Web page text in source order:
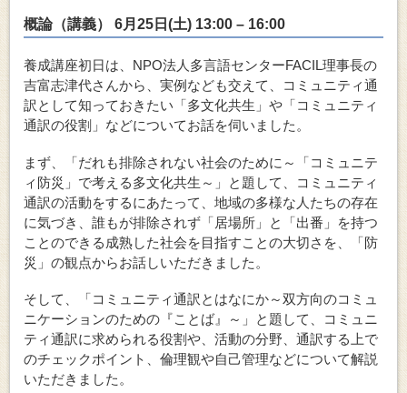
概論（講義） 6月25日(土) 13:00 – 16:00
養成講座初日は、NPO法人多言語センターFACIL理事長の
吉富志津代さんから、実例なども交えて、コミュニティ通
訳として知っておきたい「多文化共生」や「コミュニティ
通訳の役割」などについてお話を伺いました。
まず、「だれも排除されない社会のために～「コミュニテ
ィ防災」で考える多文化共生～」と題して、コミュニティ
通訳の活動をするにあたって、地域の多様な人たちの存在
に気づき、誰もが排除されず「居場所」と「出番」を持つ
ことのできる成熟した社会を目指すことの大切さを、「防
災」の観点からお話しいただきました。
そして、「コミュニティ通訳とはなにか～双方向のコミュ
ニケーションのための『ことば』～」と題して、コミュニ
ティ通訳に求められる役割や、活動の分野、通訳する上で
のチェックポイント、倫理観や自己管理などについて解説
いただきました。